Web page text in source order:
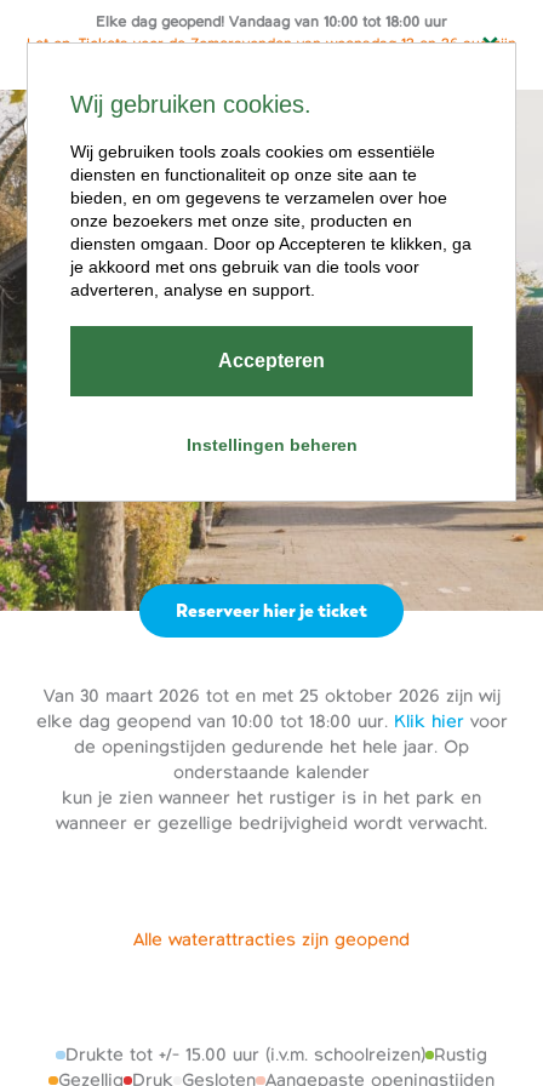
Elke dag geopend! Vandaag van 10:00 tot 18:00 uur
Let op: Tickets voor de Zomeravonden van woensdag 12 en 26 aug zijn
Ga
naar
de
inhoud
Openingstijde
n
Van 30 maart 2026 tot en met 25 oktober 2026 zijn wij
elke dag geopend van 10:00 tot 18:00 uur. Klik hiervoor
de openingstijden gedurende het hele jaar. Op
onderstaande kalender
kun je zien wanneer het rustiger is in het park en
wanneer er gezellige bedrijvigheid wordt verwacht.
Reserveer hier je ticket
Alle waterattracties zijn geopend
Aangepaste openingstijden
Druk
Drukte tot +/- 15.00 uur (i.v.m. schoolreizen)
Gesloten
Gezellig
Rustig
Wij gebruiken cookies.
Wij gebruiken tools zoals cookies om essentiële
diensten en functionaliteit op onze site aan te
bieden, en om gegevens te verzamelen over hoe
onze bezoekers met onze site, producten en
diensten omgaan. Door op Accepteren te klikken, ga
je akkoord met ons gebruik van die tools voor
adverteren, analyse en support.
Accepteren
Instellingen beheren